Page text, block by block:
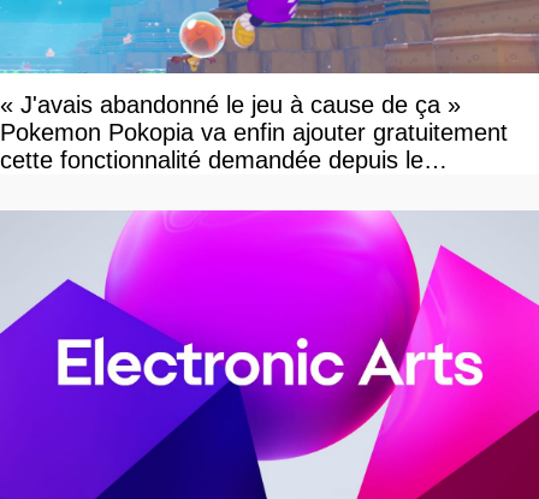
« J'avais abandonné le jeu à cause de ça »
Pokemon Pokopia va enfin ajouter gratuitement
cette fonctionnalité demandée depuis le